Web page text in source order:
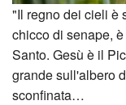
"Il regno dei cieli è
chicco di senape,
Santo. Gesù è il
grande sull'albero
sconfinata…